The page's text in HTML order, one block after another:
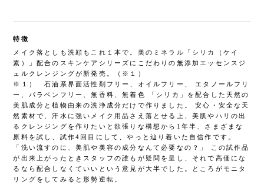
特徴
メイク落としも洗顔もこれ１本で。美のミネラル「シリカ（ケイ
素）」配合のスキンケアシリーズにこだわりの無添加エッセンスジ
ェルクレンジングが新発売。（※１）
※１） 石油系界面活性剤フリー、オイルフリー、 エタノールフリ
ー、パラベンフリー、無香料、無着色 「シリカ」を配合した天然の
美肌成分と植物由来の洗浄成分だけで作りました。 安心・安全な天
然素材で、汗水に強いメイク用品さえ落とせる上、美肌やハリの出
るクレンジングを作りたいと欲張りな構想から1年半、さまざまな
原料を試し、試作4回目にして、やっと辿り着いた自信作です。
「洗い流すのに、美肌や美容の成分なんて必要なの？」 この試作品
が出来上がったときスタッフの誰もが疑問を呈し、それで高価にな
るなら配合しなくていいという意見が大半でした。ところがモニタ
リングをしてみると形勢逆転。